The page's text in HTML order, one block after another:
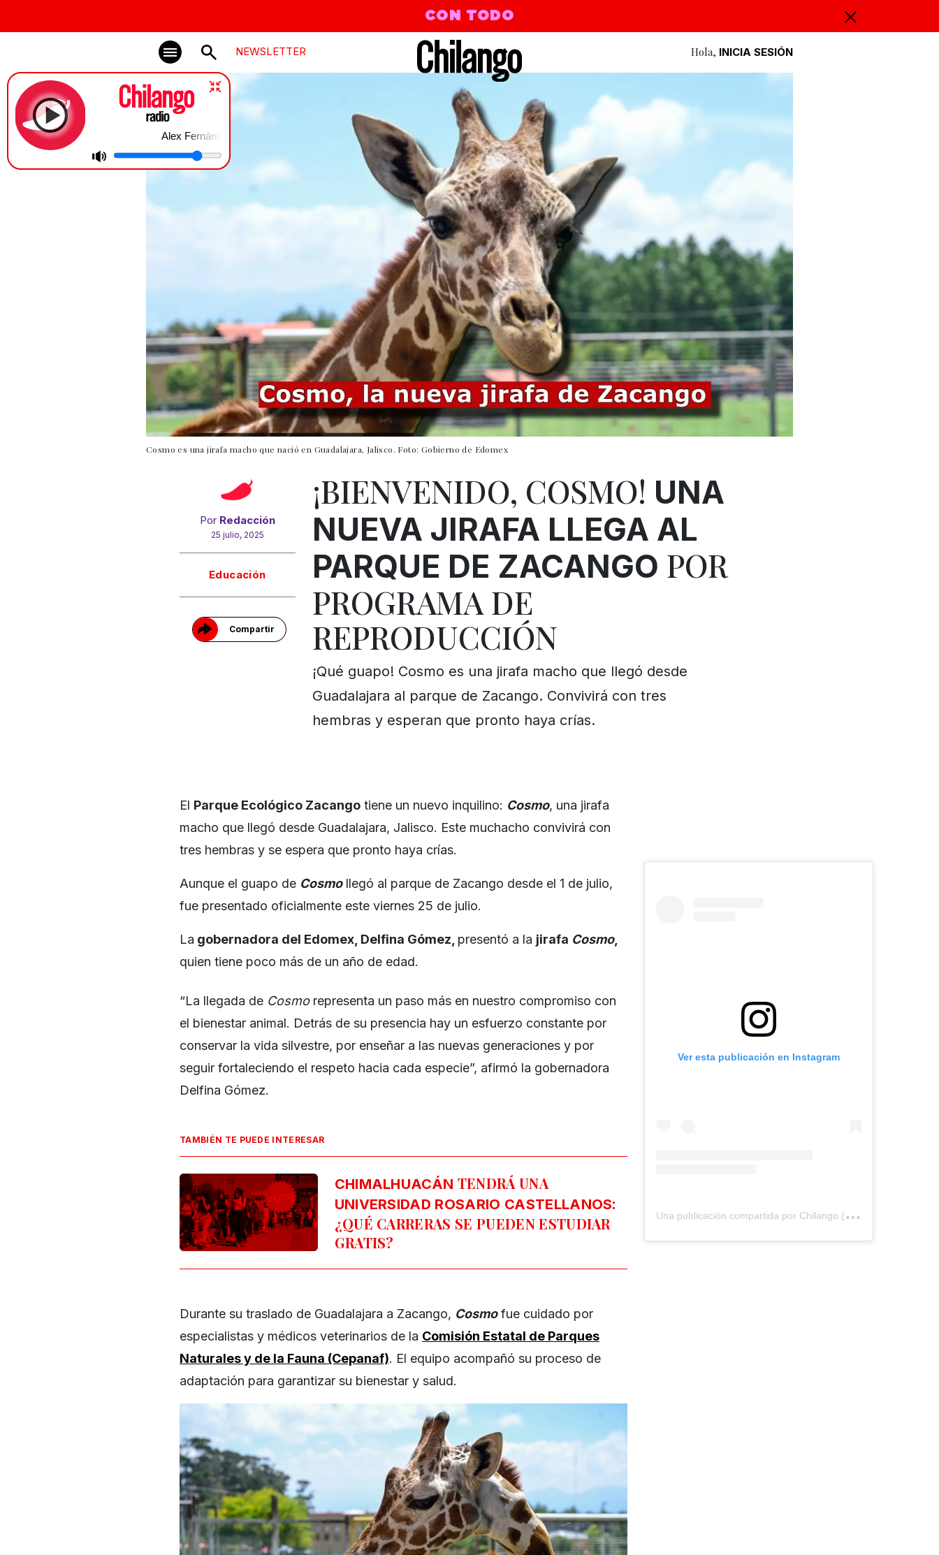
CON TODO
NEWSLETTER Hola, INICIA SESIÓN
Alex Fernández en Chilango
Cosmo es una jirafa macho que nació en Guadalajara, Jalisco. Foto: Gobierno de Edomex
Por Redacción
25 julio, 2025
Educación
Compartir
¡BIENVENIDO, COSMO! UNA
NUEVA JIRAFA LLEGA AL
PARQUE DE ZACANGO POR
PROGRAMA DE
REPRODUCCIÓN
¡Qué guapo! Cosmo es una jirafa macho que llegó desde
Guadalajara al parque de Zacango. Convivirá con tres
hembras y esperan que pronto haya crías.
El Parque Ecológico Zacango tiene un nuevo inquilino: Cosmo, una jirafa
macho que llegó desde Guadalajara, Jalisco. Este muchacho convivirá con
tres hembras y se espera que pronto haya crías.
Aunque el guapo de Cosmollegó al parque de Zacango desde el 1 de julio,
fue presentado oficialmente este viernes 25 de julio.
La gobernadora del Edomex, Delfina Gómez, presentó a la jirafa Cosmo,
quien tiene poco más de un año de edad.
“La llegada de Cosmorepresenta un paso más en nuestro compromiso con
el bienestar animal. Detrás de su presencia hay un esfuerzo constante por
conservar la vida silvestre, por enseñar a las nuevas generaciones y por
seguir fortaleciendo el respeto hacia cada especie”, afirmó la gobernadora
Delfina Gómez.
TAMBIÉN TE PUEDE INTERESAR
CHIMALHUACÁN TENDRÁ UNA
UNIVERSIDAD ROSARIO CASTELLANOS:
¿QUÉ CARRERAS SE PUEDEN ESTUDIAR
GRATIS?
Durante su traslado de Guadalajara a Zacango, Cosmofue cuidado por
especialistas y médicos veterinarios de la Comisión Estatal de Parques
Naturales y de la Fauna (Cepanaf). El equipo acompañó su proceso de
adaptación para garantizar su bienestar y salud.
Ver esta publicación en Instagram
U
na publicación compartida por Chilango (@chilangocom)